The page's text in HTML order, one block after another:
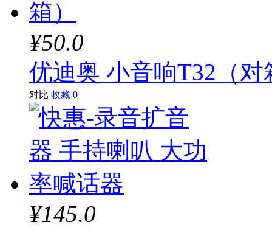
¥50.0
优迪奥 小音响T32（对
对比 收藏 0
¥145.0